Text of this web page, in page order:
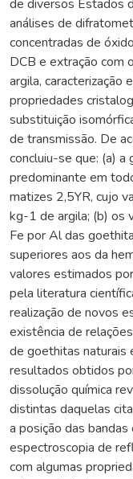
de diversos Estados
análises de
concentradas de
DCB e extração com
argila, caracterização
propriedades
substituição
de transmissão. De
concluiu-se que: (a)
predominante em
matizes 2,5YR, cujo
kg-1 de argila; (b) os
Fe por Al das
superiores aos da
valores estimados
pela literatura
realização de novos
existência de
de goethitas naturais
resultados obtidos
dissolução química
distintas daquelas
a posição das
espectroscopia de
com algumas